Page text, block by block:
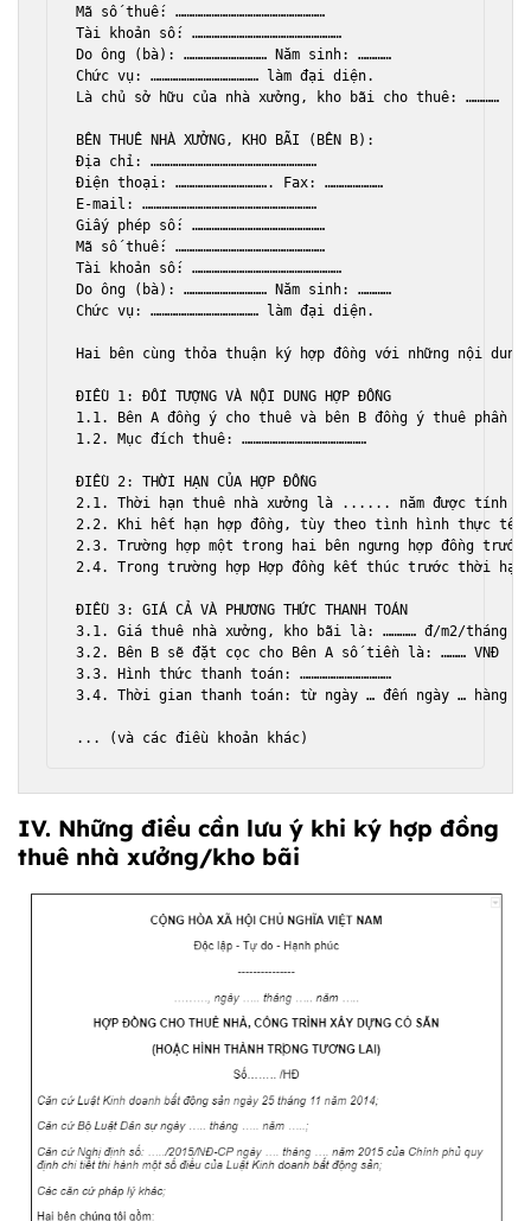
Mã số thu
Tài khoản s
Do ông (bà): ………………………… Năm sinh
Chức vụ: ………………………………… làm đại diện
Là chủ sở hữu của nhà xưởng, kho bãi cho thuê: …………
BÊN THUÊ NHÀ XƯỞNG, KHO BÃI (BÊN B):
Địa chỉ: ……………………………………………………
Điện thoại: ……………………………. Fax
E-mail
Giấy phép s
Mã số thu
Tài khoản s
Do ông (bà): ………………………… Năm sinh
Chức vụ: ………………………………… làm đại diện.
Hai bên cùng thỏa thuận ký hợp đồng với những nội dung
ĐIỀU 1: ĐỐI TƯỢNG VÀ NỘI DUNG HỢP ĐỒNG
1.1. Bên A đồng ý cho thuê và bên B đồng ý thuê phần
1.2. Mục đích thuê: ………………………………………
ĐIỀU 2: THỜI HẠN CỦA HỢP ĐỒNG
2.1. Thời hạn thuê nhà xưởng là ...... năm được tính
2.2. Khi hết hạn hợp đồng, tùy theo tình hình thực tế
2.3. Trường hợp một trong hai bên ngưng hợp đồng trướ
2.4. Trong trường hợp Hợp đồng kết thúc trước thời hạ
ĐIỀU 3: GIÁ CẢ VÀ PHƯƠNG THỨC THANH TOÁN
3.1. Giá thuê nhà xưởng, kho bãi là: ………… đ/m2/tháng
3.2. Bên B sẽ đặt cọc cho Bên A số tiền là: ……… VN
3.3. Hình thức thanh toán
3.4. Thời gian thanh toán: từ ngày … đến ngày … hàng
IV. Những điều cần lưu ý khi ký hợp đồng
thuê nhà xưởng/kho bãi